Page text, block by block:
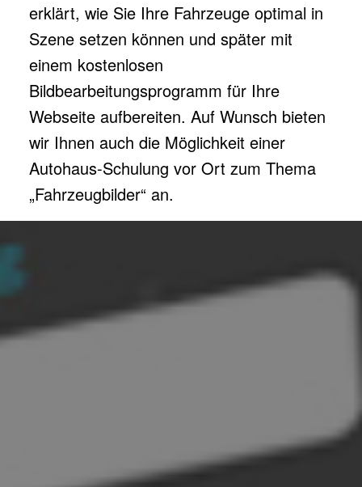
erklärt, wie Sie Ihre Fahrzeuge optimal in
Szene setzen können und später mit
einem kostenlosen
Bildbearbeitungsprogramm für Ihre
Webseite aufbereiten. Auf Wunsch bieten
wir Ihnen auch die Möglichkeit einer
Autohaus-Schulung vor Ort zum Thema
„Fahrzeugbilder“ an.